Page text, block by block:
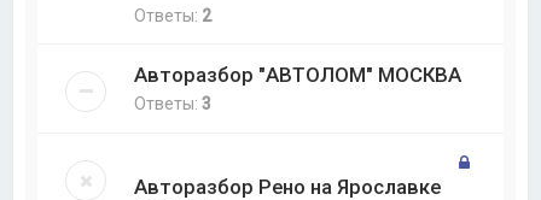
Ответы: 2
Авторазбор "АВТОЛОМ" МОСКВА
Ответы:3
Авторазбор Рено на Ярославке